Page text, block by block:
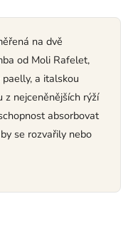
na dvě
od Moli Rafelet,
a italskou
nejceněnějších rýží
absorbovat
se rozvařily nebo